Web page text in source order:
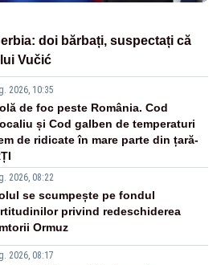
doi bărbați, suspectați că
Vučić
2026, 10:35
de foc peste România. Cod
și Cod galben de temperaturi
de ridicate în mare parte din țară-
2026, 08:22
se scumpește pe fondul
privind redeschiderea
Ormuz
2026, 08:17